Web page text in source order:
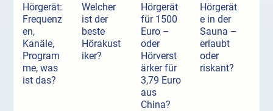
Hörgerät:
Frequenz
en,
Kanäle,
Program
me, was
ist das?
Welcher
ist der
beste
Hörakust
iker?
Hörgerät
für 1500
Euro –
oder
Hörverst
ärker für
3,79 Euro
aus
China?
Hörgerät
e in der
Sauna –
erlaubt
oder
riskant?